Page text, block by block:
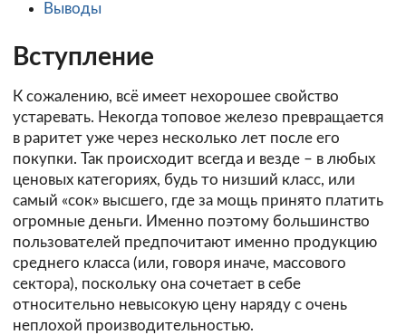
Выводы
Вступление
К сожалению, всё имеет нехорошее свойство
устаревать. Некогда топовое железо превращается
в раритет уже через несколько лет после его
покупки. Так происходит всегда и везде – в любых
ценовых категориях, будь то низший класс, или
самый «сок» высшего, где за мощь принято платить
огромные деньги. Именно поэтому большинство
пользователей предпочитают именно продукцию
среднего класса (или, говоря иначе, массового
сектора), поскольку она сочетает в себе
относительно невысокую цену наряду с очень
неплохой производительностью.